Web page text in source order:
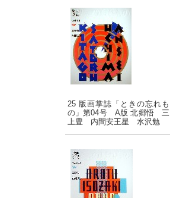
25 版画掌誌「ときの忘れも
の」第04号 A版 北郷悟 三
上豊 内間安王星 水沢勉